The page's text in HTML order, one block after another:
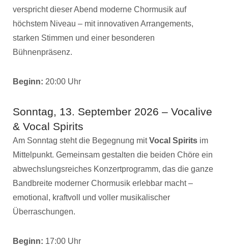
verspricht dieser Abend moderne Chormusik auf
höchstem Niveau – mit innovativen Arrangements,
starken Stimmen und einer besonderen
Bühnenpräsenz.
Beginn: 20:00 Uhr
Sonntag, 13. September 2026 – Vocalive
& Vocal Spirits
Am Sonntag steht die Begegnung mitVocal Spirits im
Mittelpunkt. Gemeinsam gestalten die beiden Chöre ein
abwechslungsreiches Konzertprogramm, das die ganze
Bandbreite moderner Chormusik erlebbar macht –
emotional, kraftvoll und voller musikalischer
Überraschungen.
Beginn: 17:00 Uhr